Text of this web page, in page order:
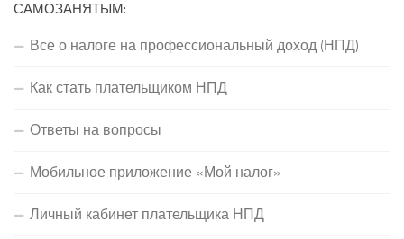
САМОЗАНЯТЫМ:
Все о налоге на профессиональный доход (НПД)
Как стать плательщиком НПД
Ответы на вопросы
Мобильное приложение «Мой налог»
Личный кабинет плательщика НПД